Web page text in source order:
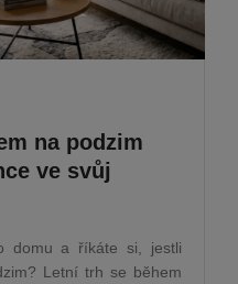
na podzim
ve svůj
domu a říkáte si, jestli
Letní trh se během